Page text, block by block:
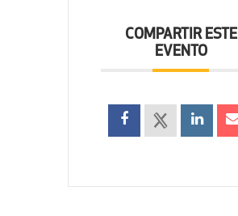
COMPARTIR ESTE
EVENTO